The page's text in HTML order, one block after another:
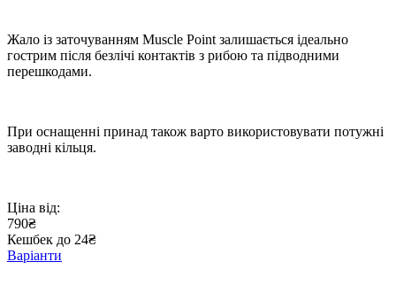
Жало із заточуванням Muscle Point залишається ідеально
гострим після безлічі контактів з рибою та підводними
перешкодами.
При оснащенні принад також варто використовувати потужні
заводні кільця.
Ціна від:
790₴
Кешбек до 24₴
Варіанти